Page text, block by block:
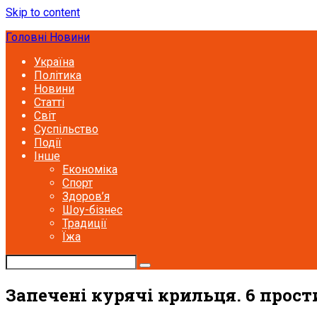
Skip to content
Головні Новини
Україна
Політика
Новини
Статті
Світ
Суспільство
Події
Інше
Економіка
Спорт
Здоров’я
Шоу-бізнес
Традиції
Їжа
Запечені курячі крильця. 6